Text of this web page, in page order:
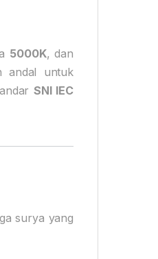
5000K, dan
andal untuk
SNI IEC
surya yang